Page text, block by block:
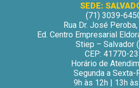
SEDE:
(71) 3039-
Rua Dr. José Peroba,
Ed. Centro Empresarial
Stiep – Salvador
CEP: 41770-
Horário de
Segunda a Sexta-
9h às 12h | 13h